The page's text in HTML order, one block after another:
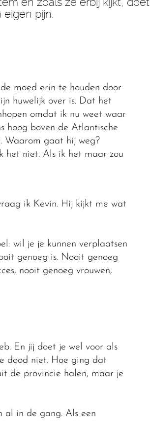
pijn.
moed erin te houden door
huwelijk over is. Dat het
omdat ik nu weet waar
hoog boven de Atlantische
Waarom gaat hij weg?
het niet. Als ik het maar zou
ik Kevin. Hij kijkt me wat
wil je je kunnen verplaatsen
genoeg is. Nooit genoeg
nooit genoeg vrouwen,
En jij doet je wel voor als
dood niet. Hoe ging dat
de provincie halen, maar je
al in de gang. Als een